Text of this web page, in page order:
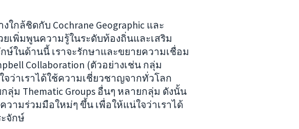
งใกล้ชิดกับ Cochrane Geographic และ
ยเพิ่มพูนความรู้ในระดับท้องถิ่นและเสริม
ษ์ในด้านนี้ เราจะรักษาและขยายความเชื่อม
Collaboration (ตัวอย่างเช่น กลุ่ม
ใจว่าเราได้ใช้ความเชี่ยวชาญจากทั่วโลก
ม Thematic Groups อื่นๆ หลายกลุ่ม ดังนั้น
วามร่วมมือใหม่ๆ ขึ้น เพื่อให้แน่ใจว่าเราได้
จักษ์